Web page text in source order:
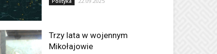
Trzy lata w wojennym
Mikołajowie